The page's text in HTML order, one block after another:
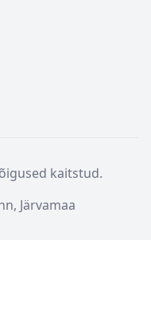
kaitstud.
Järvamaa